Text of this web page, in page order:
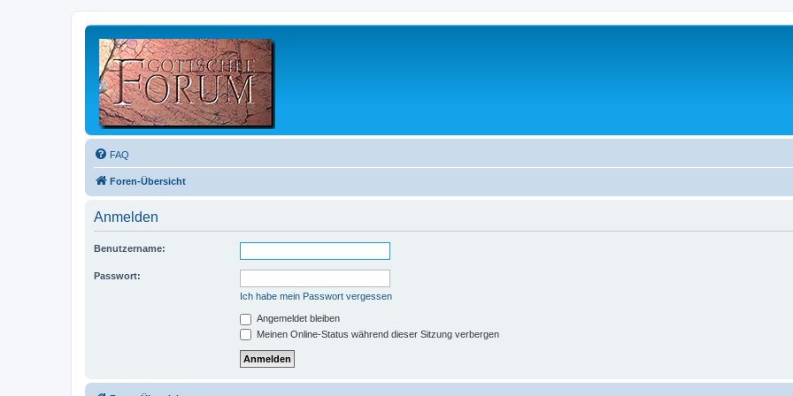
FAQ
Foren-Übersicht
Anmelden
Benutzername:
Passwort:
Ich habe mein Passwort vergessen
Angemeldet bleiben
Meinen Online-Status während dieser Sitzung verbergen